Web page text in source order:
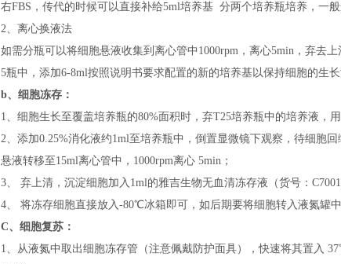
右FBS，传代的时候可以直接补给5ml培养基 分两个培养瓶培养，一
2、离心换液法
如需分瓶可以将细胞悬液收集到离心管中 1000rpm，离心5min，弃去
5瓶中，添加6-8ml按照说明书要求配置的新的培养基以保持细胞的生
b、 细胞冻存：
1、细胞生长至覆盖培养瓶的80%面积时，弃T25培养瓶中的培养液，用
2、添加0.25%消化液约1ml至培养瓶中，倒置显微镜下观察，待细胞
悬液转移至15ml离心管中，1000rpm离心 5min；
3、 弃上清，沉淀细胞加入1ml的雅吉生物无血清冻存液（货号：
4、 将冻存细胞直接放入-80℃冰箱即可，如后期要将细胞转入液氮罐中
C、 细胞复苏：
1、 从液氮中取出细胞冻存管（注意佩戴防护面具），快速将其置入